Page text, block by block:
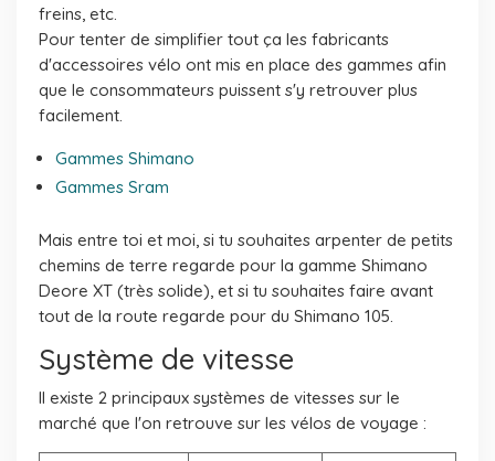
freins, etc.
Pour tenter de simplifier tout ça les fabricants
d'accessoires vélo ont mis en place des gammes afin
que le consommateurs puissent s'y retrouver plus
facilement.
Gammes Shimano
Gammes Sram
Mais entre toi et moi, si tu souhaites arpenter de petits
chemins de terre regarde pour la gamme Shimano
Deore XT (très solide), et si tu souhaites faire avant
tout de la route regarde pour du Shimano 105.
Système de vitesse
Il existe 2 principaux systèmes de vitesses sur le
marché que l'on retrouve sur les vélos de voyage :